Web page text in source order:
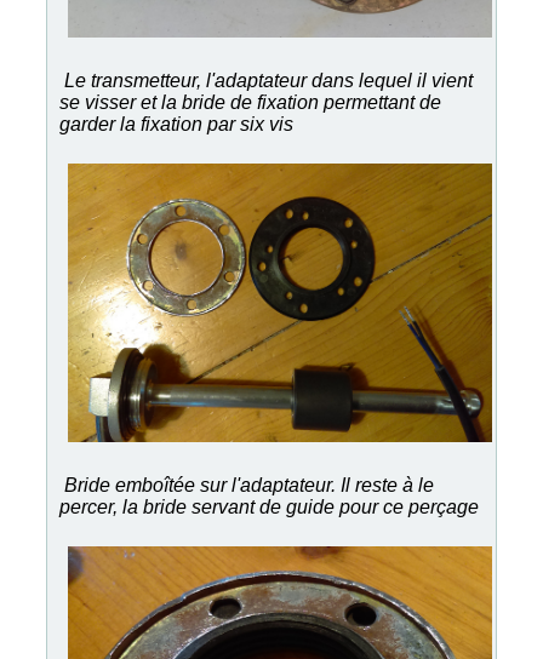
Le transmetteur, l'adaptateur dans lequel il vient
se visser et la bride de fixation permettant de
garder la fixation par six vis
Bride emboîtée sur l'adaptateur. Il reste à le
percer, la bride servant de guide pour ce perçage